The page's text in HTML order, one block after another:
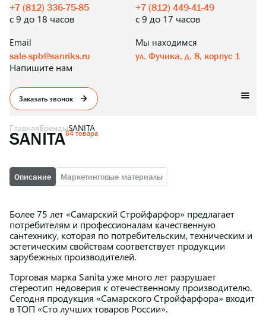
+7 (812) 336-75-85
с 9 до 18 часов
+7 (812) 449-41-49
с 9 до 17 часов
Email
sale-spb@sanriks.ru
Напишите нам
Мы находимся
ул. Фучика, д. 8, корпус 1
Заказать звонок
ГлавнаяБрендыSANITA
SANITA84 товара
Описание Маркетинговые материалы
Более 75 лет «Самарский Стройфарфор» предлагает
потребителям и профессионалам качественную
сантехнику, которая по потребительским, техническим и
эстетическим свойствам соответствует продукции
зарубежных производителей.
Торговая марка Sanita уже много лет разрушает
стереотип недоверия к отечественному производителю.
Сегодня продукция «Самарского Стройфарфора» входит
в ТОП «Сто лучших товаров России».